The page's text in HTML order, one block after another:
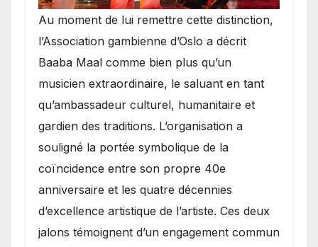
​Au moment de lui remettre cette distinction,
l’Association gambienne d’Oslo a décrit
Baaba Maal comme bien plus qu’un
musicien extraordinaire, le saluant en tant
qu’ambassadeur culturel, humanitaire et
gardien des traditions. L’organisation a
souligné la portée symbolique de la
coïncidence entre son propre 40e
anniversaire et les quatre décennies
d’excellence artistique de l’artiste. Ces deux
jalons témoignent d’un engagement commun